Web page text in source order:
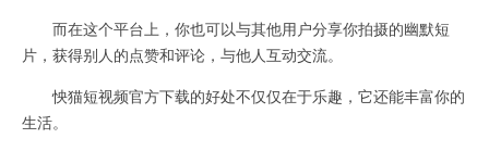
而在这个平台上，你也可以与其他用户分享你拍摄的幽默短
片，获得别人的点赞和评论，与他人互动交流。
怏猫短视频官方下载的好处不仅仅在于乐趣，它还能丰富你的
生活。